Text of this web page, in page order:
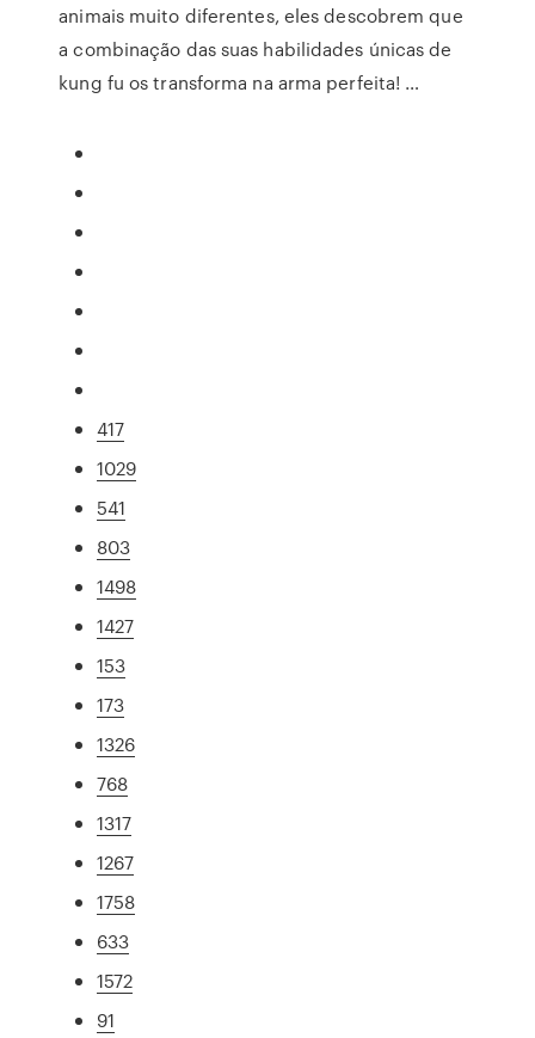
animais muito diferentes, eles descobrem que
a combinação das suas habilidades únicas de
kung fu os transforma na arma perfeita! …
417
1029
541
803
1498
1427
153
173
1326
768
1317
1267
1758
633
1572
91